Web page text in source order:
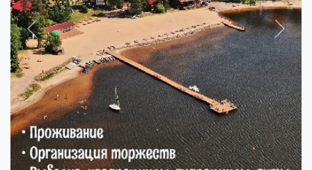
Previous Next